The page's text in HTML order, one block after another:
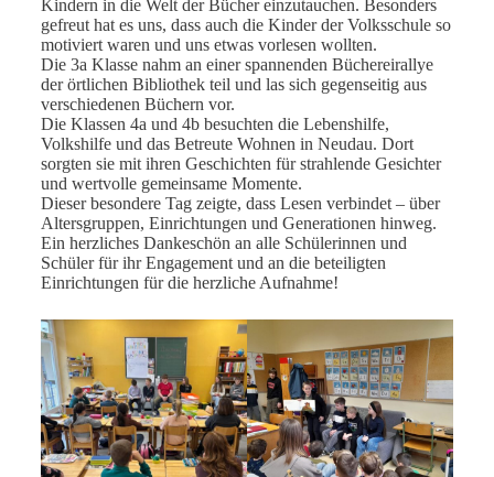
Kindern in die Welt der Bücher einzutauchen. Besonders
gefreut hat es uns, dass auch die Kinder der Volksschule so
motiviert waren und uns etwas vorlesen wollten.
Die 3a Klasse nahm an einer spannenden Büchereirallye
der örtlichen Bibliothek teil und las sich gegenseitig aus
verschiedenen Büchern vor.
Die Klassen 4a und 4b besuchten die Lebenshilfe,
Volkshilfe und das Betreute Wohnen in Neudau. Dort
sorgten sie mit ihren Geschichten für strahlende Gesichter
und wertvolle gemeinsame Momente.
Dieser besondere Tag zeigte, dass Lesen verbindet – über
Altersgruppen, Einrichtungen und Generationen hinweg.
Ein herzliches Dankeschön an alle Schülerinnen und
Schüler für ihr Engagement und an die beteiligten
Einrichtungen für die herzliche Aufnahme!